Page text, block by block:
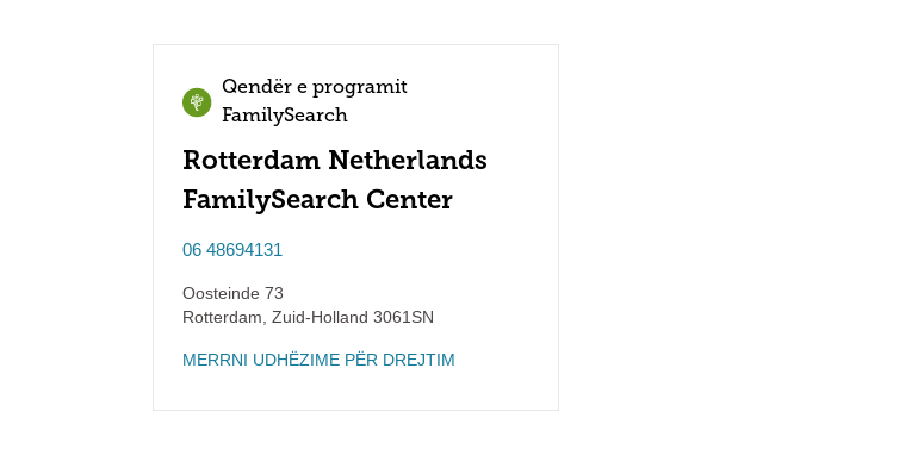
Qendër e programit
FamilySearch
Rotterdam Netherlands
FamilySearch Center
06 48694131
Oosteinde 73
Rotterdam Zuid-Holland 3061SN
MERRNI UDHËZIME PËR DREJTIM